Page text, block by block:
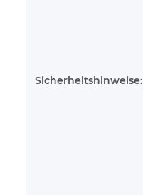
Sicherheitshinweise: